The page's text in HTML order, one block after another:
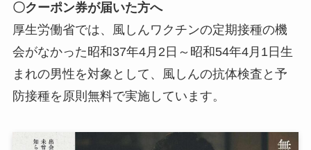
〇クーポン券が届いた方へ
厚生労働省では、風しんワクチンの定期接種の機
会がなかった昭和37年4月2日～昭和54年4月1日生
まれの男性を対象として、風しんの抗体検査と予
防接種を原則無料で実施しています。